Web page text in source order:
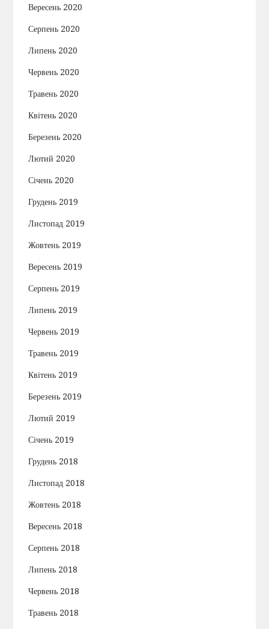
Вересень 2020
Серпень 2020
Липень 2020
Червень 2020
Травень 2020
Квітень 2020
Березень 2020
Лютий 2020
Січень 2020
Грудень 2019
Листопад 2019
Жовтень 2019
Вересень 2019
Серпень 2019
Липень 2019
Червень 2019
Травень 2019
Квітень 2019
Березень 2019
Лютий 2019
Січень 2019
Грудень 2018
Листопад 2018
Жовтень 2018
Вересень 2018
Серпень 2018
Липень 2018
Червень 2018
Травень 2018